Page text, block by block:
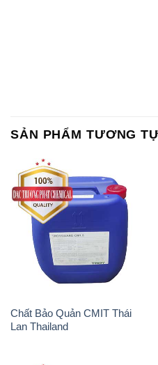
SẢN PHẨM TƯƠNG
Chất Bảo Quản CMIT Thái
Lan Thailand